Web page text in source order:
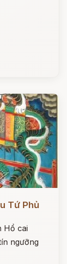
Tứ Phủ
Hổ cai
ngưỡng